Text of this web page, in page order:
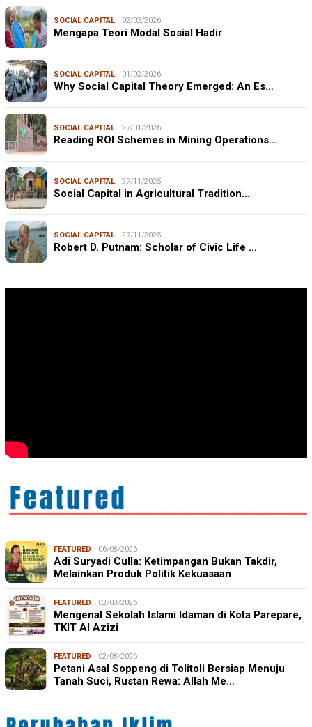
SOCIAL CAPITAL 02/02/2026
Mengapa Teori Modal Sosial Hadir
SOCIAL CAPITAL 01/02/2026
Why Social Capital Theory Emerged: An Es…
SOCIAL CAPITAL 27/01/2026
Reading ROI Schemes in Mining Operations…
SOCIAL CAPITAL 27/11/2025
Social Capital in Agricultural Tradition…
SOCIAL CAPITAL 27/11/2025
Robert D. Putnam: Scholar of Civic Life …
FEATURED 06/08/2026
Adi Suryadi Culla: Ketimpangan Bukan Takdir,
Melainkan Produk Politik Kekuasaan
FEATURED 02/08/2026
Mengenal Sekolah Islami Idaman di Kota Parepare,
TKIT Al Azizi
FEATURED 02/08/2026
Petani Asal Soppeng di Tolitoli Bersiap Menuju
Tanah Suci, Rustan Rewa: Allah Me…